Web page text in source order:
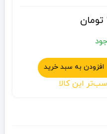
تومان
افزودن به سبد خرید
این کالا